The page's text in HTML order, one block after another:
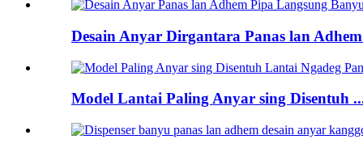
Desain Anyar Dirgantara Panas lan
Model Lantai Paling Anyar sing Disentuh